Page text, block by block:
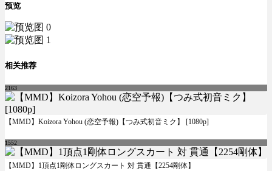
预览
相关推荐
2163
【MMD】Koizora Yohou (恋空予報)【つみ式初音ミク】 [1080p]
1552
【MMD】1頂点1剛体ロングスカート 対 貫通【2254剛体】